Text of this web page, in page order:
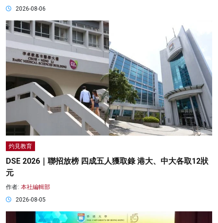
2026-08-06
灼見教育
DSE 2026｜聯招放榜 四成五人獲取錄 港大、中大各取12狀
元
作者: 本社編輯部
2026-08-05